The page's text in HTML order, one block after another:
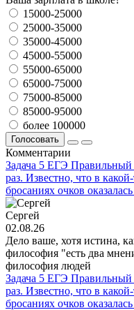
15000-25000
25000-35000
35000-45000
45000-55000
55000-65000
65000-75000
75000-85000
85000-95000
более 100000
Голосовать
Комментарии
Задача 5 ЕГЭ Правильный
раз. Известно, что в
бросаниях очков
Сергей
02.08.26
Дело ваше, хотя истина,
философия "есть два
философия людей
Задача 5 ЕГЭ Правильный
раз. Известно, что в
бросаниях очков